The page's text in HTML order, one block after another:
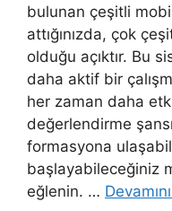
bulunan çeşitli
attığınızda, çok
olduğu açıktır. Bu
daha aktif bir
her zaman daha
değerlendirme
formasyona
başlayabileceğiniz
eğlenin. …